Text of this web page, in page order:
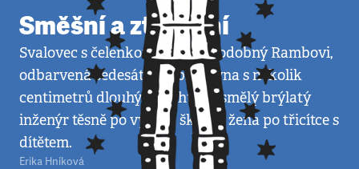
Směšní a ztracení
Svalovec s čelenkou až příliš podobný Rambovi,
odbarvená šedesátiletá blondýna s několik
centimetrů dlouhými nehty, nesmělý brýlatý
inženýr těsně po vysoké škole a žena po třicítce s
dítětem.
Erika Hníková